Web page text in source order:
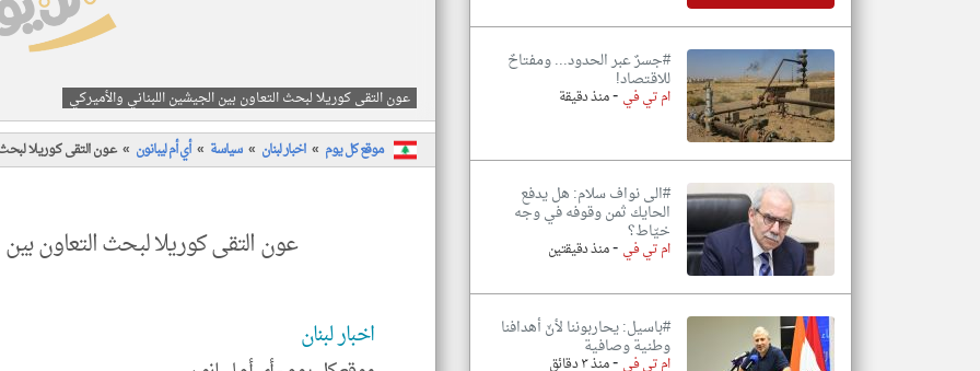
عون التقى كوريلا لبحث التعاون بين الجيشين اللبناني والأميركي
موقع كل يوم اخبار لبنان سياسة أي أم ليبانون عون التقى كوريلا
عون التقى كوريلا لبحث التعاون بين
اخبار لبنان
#جسرٌ عبر الحدود... ومفتاحٌ
للاقتصاد!
ام تي في -منذ دقيقة
#الى نواف سلام: هل يدفع
الحايك ثمن وقوفه في وجه
خيّاط؟
ام تي في -منذ دقيقتين
#باسيل: يحاربوننا لأنّ أهدافنا
وطنية وصافية
ام تي في-منذ ٣ دقائق